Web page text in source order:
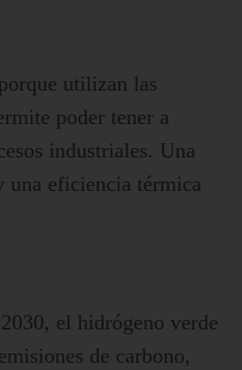
utilizan las
poder tener a
industriales. Una
una eficiencia térmica
el hidrógeno verde
de carbono,